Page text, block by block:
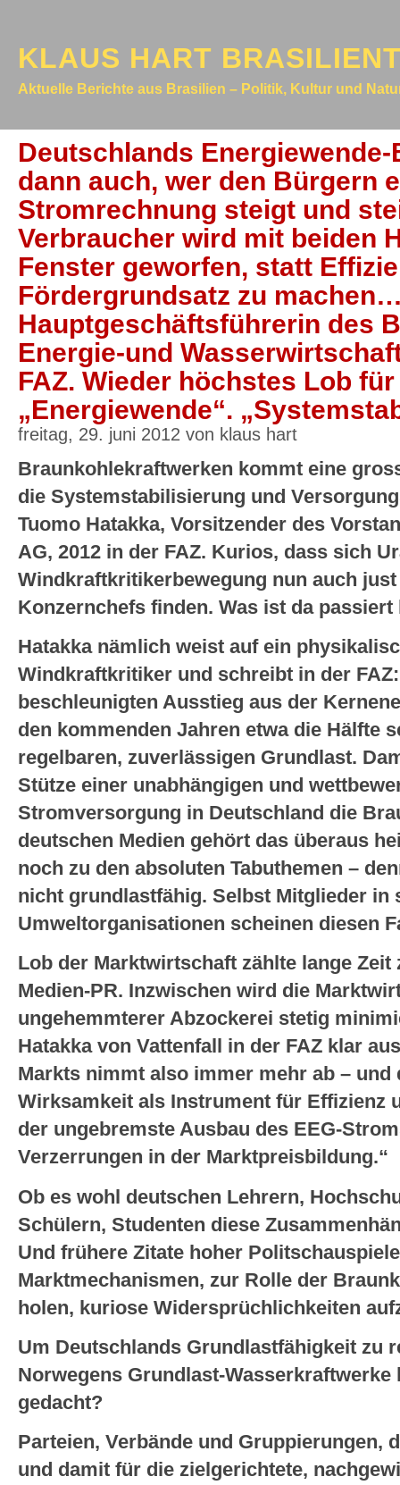
KLAUS HART
Aktuelle Berichte aus Brasilien – Politik, Kultur und
Deutschlands
dann auch, wer den Bürgern
Stromrechnung steigt und
Verbraucher wird mit beiden
Fenster geworfen, statt
Fördergrundsatz zu
Hauptgeschäftsführerin des
Energie-und
FAZ. Wieder höchstes Lob
„Energiewende“.
freitag, 29. juni 2012 von klaus hart
Braunkohlekraftwerken kommt eine
die Systemstabilisierung und
Tuomo Hatakka, Vorsitzender des
AG, 2012 in der FAZ. Kurios, dass sich
Windkraftkritikerbewegung nun auch
Konzernchefs finden. Was ist da
Hatakka nämlich weist auf ein
Windkraftkritiker und schreibt in der
beschleunigten Ausstieg aus der
den kommenden Jahren etwa die Hälfte
regelbaren, zuverlässigen Grundlast.
Stütze einer unabhängigen und
Stromversorgung in Deutschland die
deutschen Medien gehört das überaus
noch zu den absoluten Tabuthemen –
nicht grundlastfähig. Selbst Mitglieder in
Umweltorganisationen scheinen diesen
Lob der Marktwirtschaft zählte lange
Medien-PR. Inzwischen wird die
ungehemmterer Abzockerei stetig
Hatakka von Vattenfall in der FAZ klar
Markts nimmt also immer mehr ab – und
Wirksamkeit als Instrument für Effizienz
der ungebremste Ausbau des EEG-
Verzerrungen in der Marktpreisbildung.“
Ob es wohl deutschen Lehrern,
Schülern, Studenten diese
Und frühere Zitate hoher
Marktmechanismen, zur Rolle der
holen, kuriose Widersprüchlichkeiten
Um Deutschlands Grundlastfähigkeit zu
Norwegens Grundlast-Wasserkraftwerke
gedacht?
Parteien, Verbände und Gruppierungen,
und damit für die zielgerichtete,